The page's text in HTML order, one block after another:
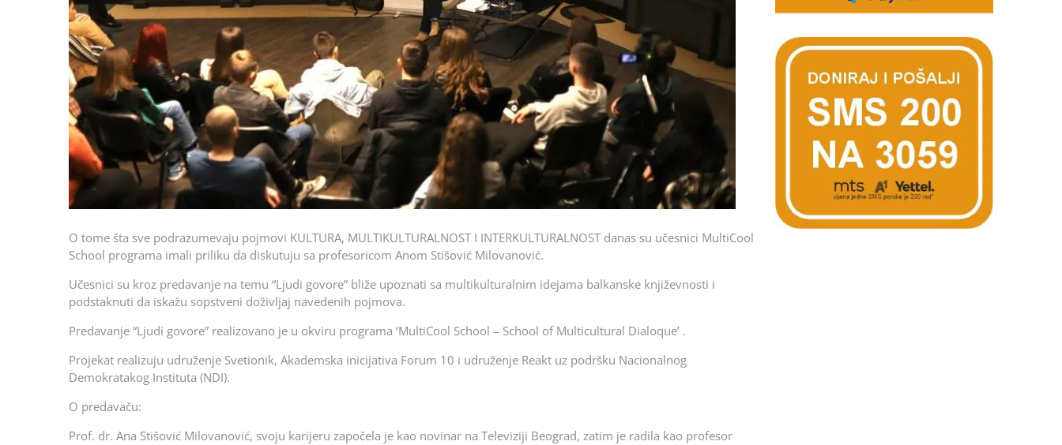
O tome šta sve podrazumevaju pojmovi KULTURA, MULTIKULTURALNOST I INTERKULTURALNOST danas su učesnici MultiCool
School programa imali priliku da diskutuju sa profesoricom Anom Stišović Milovanović.
Učesnici su kroz predavanje na temu “Ljudi govore” bliže upoznati sa multikulturalnim idejama balkanske književnosti i
podstaknuti da iskažu sopstveni doživljaj navedenih pojmova.
Predavanje “Ljudi govore” realizovano je u okviru programa ‘MultiCool School – School of Multicultural Dialoque’ .
Projekat realizuju udruženje Svetionik, Akademska inicijativa Forum 10 i udruženje Reakt uz podršku Nacionalnog
Demokratakog Instituta (NDI).
O predavaču:
Prof. dr. Ana Stišović Milovanović, svoju karijeru započela je kao novinar na Televiziji Beograd, zatim je radila kao profesor